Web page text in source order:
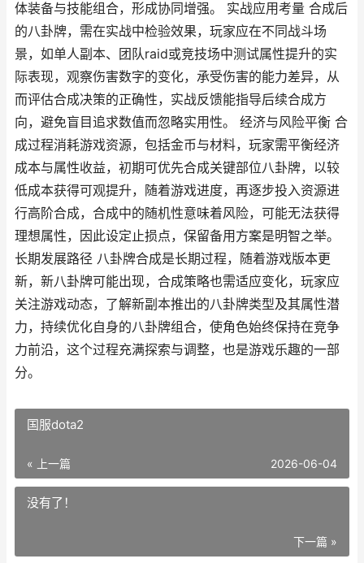
体装备与技能组合，形成协同增强。 实战应用考量 合成后
的八卦牌，需在实战中检验效果，玩家应在不同战斗场
景，如单人副本、团队raid或竞技场中测试属性提升的实
际表现，观察伤害数字的变化，承受伤害的能力差异，从
而评估合成决策的正确性，实战反馈能指导后续合成方
向，避免盲目追求数值而忽略实用性。 经济与风险平衡 合
成过程消耗游戏资源，包括金币与材料，玩家需平衡经济
成本与属性收益，初期可优先合成关键部位八卦牌，以较
低成本获得可观提升，随着游戏进度，再逐步投入资源进
行高阶合成，合成中的随机性意味着风险，可能无法获得
理想属性，因此设定止损点，保留备用方案是明智之举。
长期发展路径 八卦牌合成是长期过程，随着游戏版本更
新，新八卦牌可能出现，合成策略也需适应变化，玩家应
关注游戏动态，了解新副本推出的八卦牌类型及其属性潜
力，持续优化自身的八卦牌组合，使角色始终保持在竞争
力前沿，这个过程充满探索与调整，也是游戏乐趣的一部
分。
国服dota2
« 上一篇 2026-06-04
没有了！
下一篇 »